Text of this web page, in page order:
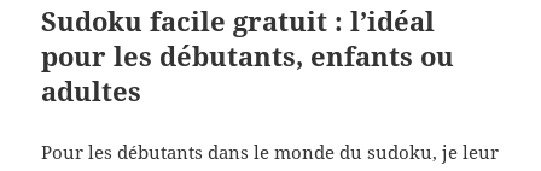
Sudoku facile gratuit : l’idéal
pour les débutants, enfants ou
adultes
Pour les débutants dans le monde du sudoku, je leur